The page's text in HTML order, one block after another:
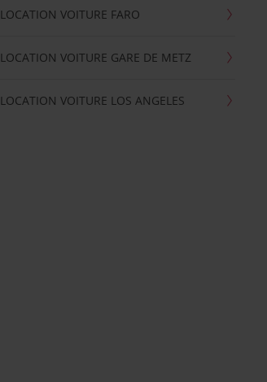
LOCATION VOITURE FARO
LOCATION VOITURE GARE DE METZ
LOCATION VOITURE LOS ANGELES